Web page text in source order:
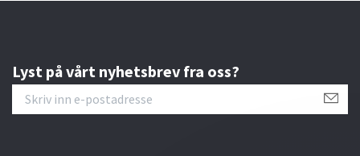
Lyst på vårt nyhetsbrev fra oss?